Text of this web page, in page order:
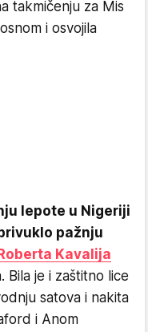
takmičenju za Mis
i osvojila
lepote u Nigeriji
pažnju
Roberta Kavalija
Bila je i zaštitno lice
satova i nakita
i Anom